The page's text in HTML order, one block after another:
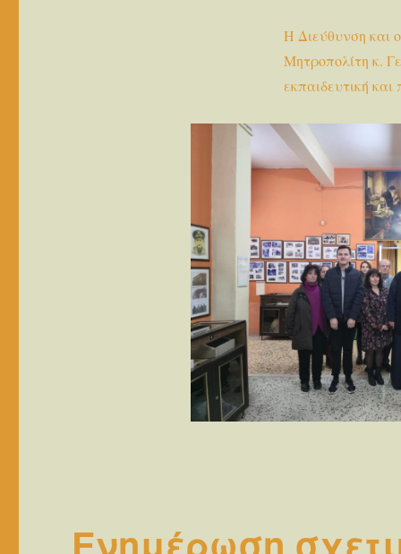
Η Διεύθυνση και
Μητροπολίτη κ.
εκπαιδευτική
Ενημέρωση